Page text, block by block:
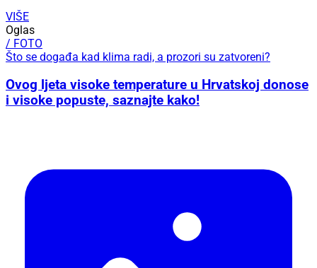
VIŠE
Oglas
/ FOTO
Što se događa kad klima radi, a prozori su zatvoreni?
Ovog ljeta visoke temperature u Hrvatskoj donose
i visoke popuste, saznajte kako!